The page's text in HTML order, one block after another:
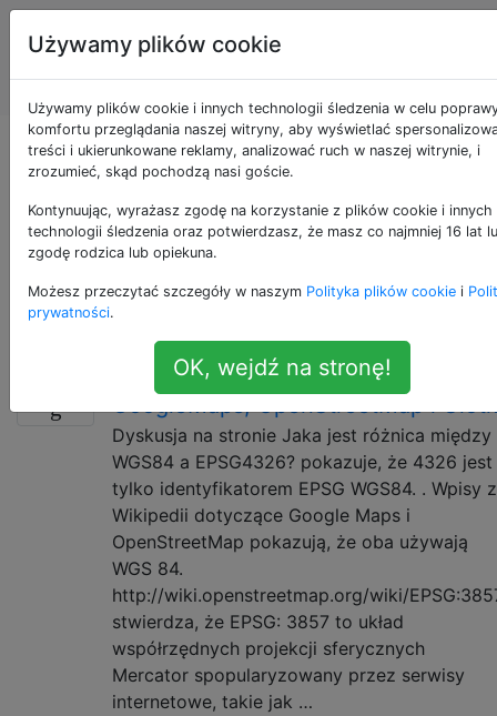
Systemy
Informacji
Geograficznej
Pytania otagowane
jako google-maps
internetowego udostępniana przez Google bezpłatnie
(do użytku niekomercyjnego),
EPSG 3857 lub 4326 dla
GoogleMaps, OpenStreetMap i
Dyskusja na stronie Jaka jest różnica między
WGS84 a EPSG4326? pokazuje, że 4326 jest
tylko identyfikatorem EPSG WGS84. . Wpisy z
Wikipedii dotyczące Google Maps i
OpenStreetMap pokazują, że oba używają
WGS 84.
http://wiki.openstreetmap.org/wiki/
stwierdza, że EPSG: 3857 to układ
współrzędnych projekcji sferycznych
Mercator spopularyzowany przez serwisy
internetowe, takie jak …
Używamy plików cookie
Używamy plików cookie i innych technologii śledzenia w celu
komfortu przeglądania naszej witryny, aby wyświetlać
treści i ukierunkowane reklamy, analizować ruch w naszej witrynie, i
zrozumieć, skąd pochodzą nasi goście.
Kontynuując, wyrażasz zgodę na korzystanie z plików cookie i innych
technologii śledzenia oraz potwierdzasz, że masz co najmniej 16 lat
zgodę rodzica lub opiekuna.
Możesz przeczytać szczegóły w naszym Polityka plików cookie i
prywatności.
OK, wejdź na stronę!